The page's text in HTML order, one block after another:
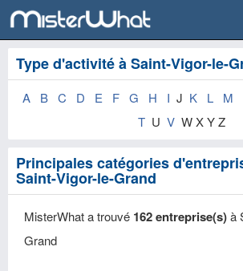
Type d'activité à Saint-Vigor-le-
A B C D E F G H I J K L M
T U V W X Y Z
Principales catégories
Saint-Vigor-le-Grand
MisterWhat a trouvé 162 entreprise(s)à
Grand